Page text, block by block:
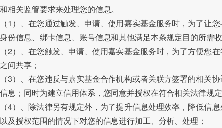
和相关监管要求来处理您的信息。
（1）、在您通过触发、申请、使用嘉实基金服务时，为了
身份信息、绑卡信息、账号信息和其他满足本条规定目的所需
（2）、在您触发、申请、使用嘉实基金服务时，为了方便
之间共享；
（3）、在您违反与嘉实基金合作机构或者关联方签署的相
信息；同时为建立信用体系，您同意并授权在符合相关法律规
（4）、除法律另有规定外，为了提升信息处理效率，降低
以及授权范围的情况下对您的信息进行加工、分析、处理；